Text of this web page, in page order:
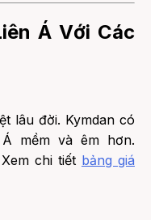
Á Với Các
lâu đời. Kymdan có
mềm và êm hơn.
chi tiết bảng giá